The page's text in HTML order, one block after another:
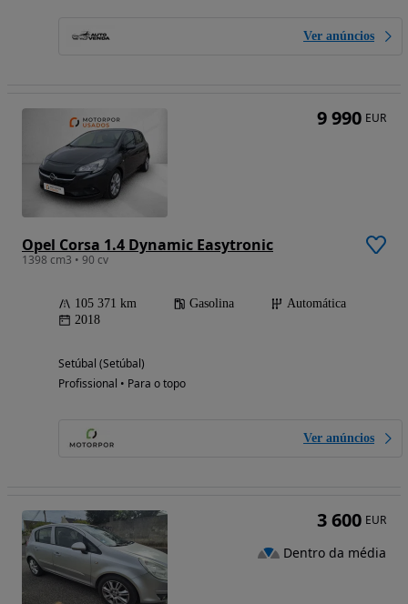
Ver anúncios
Opel Corsa 1.4 Dynamic Easytronic
1398 cm3 • 90 cv
105 371 km Gasolina
Automática
2018
Setúbal (Setúbal)
Profissional • Para o topo
Ver anúncios
9 990 EUR
3 600 EUR
Dentro da média